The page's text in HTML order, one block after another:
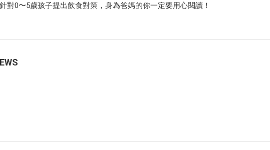
對0〜5歲孩子提出飲食對策，身為爸媽的你一定要用心閱讀！